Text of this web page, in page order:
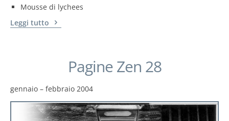
Mousse di lychees
Leggi tutto
Pagine Zen 28
gennaio – febbraio 2004